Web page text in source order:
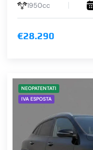
1950cc
€28.290
NEOPATENTATI
IVA ESPOSTA